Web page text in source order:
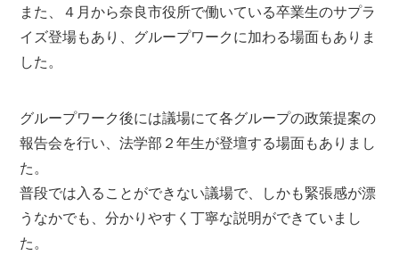
また、４月から奈良市役所で働いている卒業生のサプラ
イズ登場もあり、グループワークに加わる場面もありま
した。
グループワーク後には議場にて各グループの政策提案の
報告会を行い、法学部２年生が登壇する場面もありまし
た。
普段では入ることができない議場で、しかも緊張感が漂
うなかでも、分かりやすく丁寧な説明ができていまし
た。